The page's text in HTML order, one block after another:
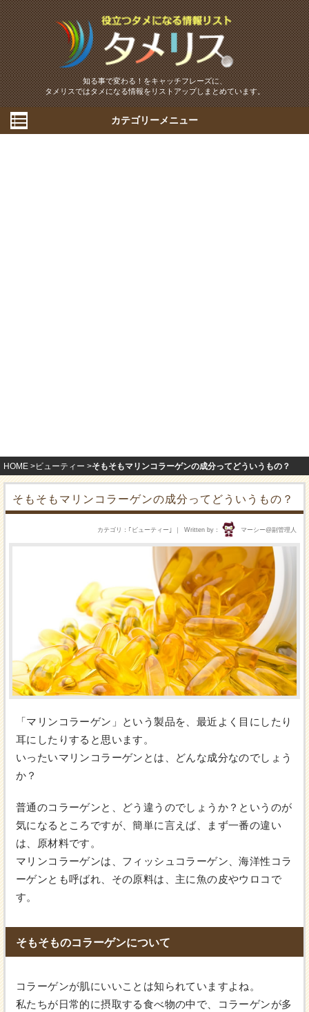
知る事で変わる！をキャッチフレーズに、
タメリスではタメになる情報をリストアップしまとめています。
カテゴリーメニュー
HOME ビューティー そもそもマリンコラーゲンの成分ってどういうもの？
そもそもマリンコラーゲンの成分ってどういうもの？
Written by マーシー@副管理人
カテゴリ ｢ ビューティー ｣
「マリンコラーゲン」という製品を、最近よく目にしたり
耳にしたりすると思います。
いったいマリンコラーゲンとは、どんな成分なのでしょう
か？
普通のコラーゲンと、どう違うのでしょうか？というのが
気になるところですが、簡単に言えば、まず一番の違い
は、原材料です。
マリンコラーゲンは、フィッシュコラーゲン、海洋性コラ
ーゲンとも呼ばれ、その原料は、主に魚の皮やウロコで
す。
そもそものコラーゲンについて
コラーゲンが肌にいいことは知られていますよね。
私たちが日常的に摂取する食べ物の中で、コラーゲンが多